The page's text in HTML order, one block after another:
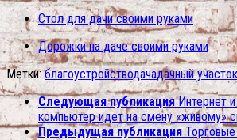
Стол для дачи своими руками
Дорожки на даче своими руками
Метки: благоустройстводачадачный участок
Следующая публикация Интернет
компьютер идет на смену «живому»
Предыдущая публикация